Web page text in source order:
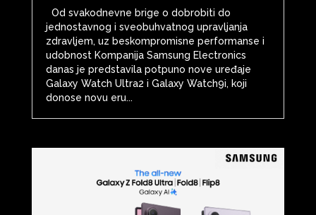
Od svakodnevne brige o dobrobiti do
jednostavnog i sveobuhvatnog upravljanja
zdravljem, uz beskompromisne performanse i
udobnost Kompanija Samsung Electronics
danas je predstavila potpuno nove uređaje
Galaxy Watch Ultra2 i Galaxy Watch9i, koji
donose novu eru...